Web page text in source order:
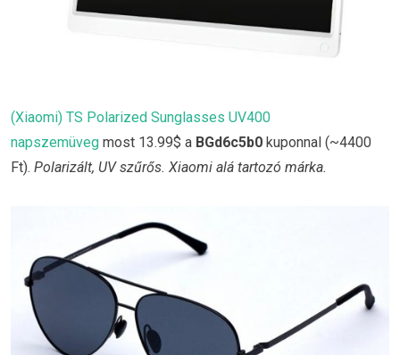
(Xiaomi) TS Polarized Sunglasses UV400
napszemüveg most 13.99$ a BGd6c5b0 kuponnal (~4400
Ft). Polarizált, UV szűrős. Xiaomi alá tartozó márka.